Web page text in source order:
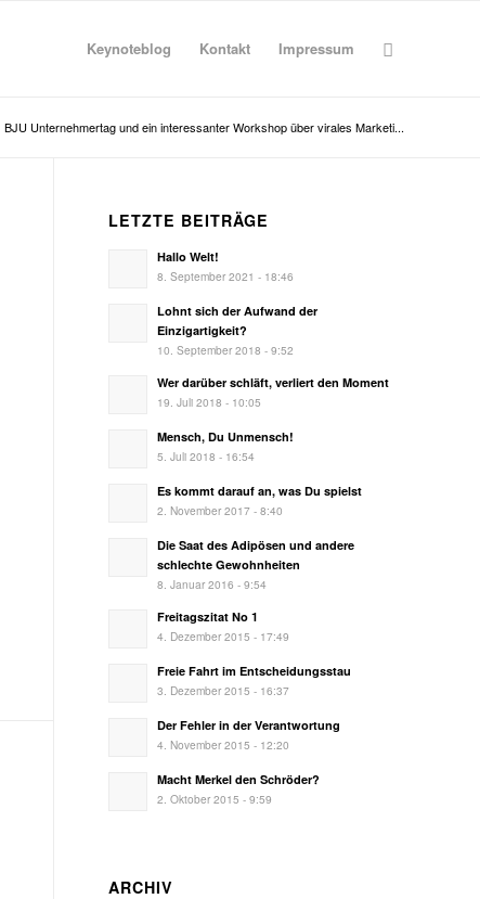
Keynoteblog Kontakt Impressum
BJU Unternehmertag und ein interessanter Workshop über virales Marketi...
LETZTE BEITRÄGE
Hallo Welt!
8. September 2021 - 18:46
Lohnt sich der Aufwand der
Einzigartigkeit?
10. September 2018 - 9:52
Wer darüber schläft, verliert den Moment
19. Juli 2018 - 10:05
Mensch, Du Unmensch!
5. Juli 2018 - 16:54
Es kommt darauf an, was Du spielst
2. November 2017 - 8:40
Die Saat des Adipösen und andere
schlechte Gewohnheiten
8. Januar 2016 - 9:54
Freitagszitat No 1
4. Dezember 2015 - 17:49
Freie Fahrt im Entscheidungsstau
3. Dezember 2015 - 16:37
Der Fehler in der Verantwortung
4. November 2015 - 12:20
Macht Merkel den Schröder?
2. Oktober 2015 - 9:59
ARCHIV